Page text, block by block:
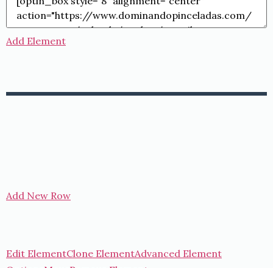
Add Element
Add New Row
Edit ElementClone ElementAdvanced Element